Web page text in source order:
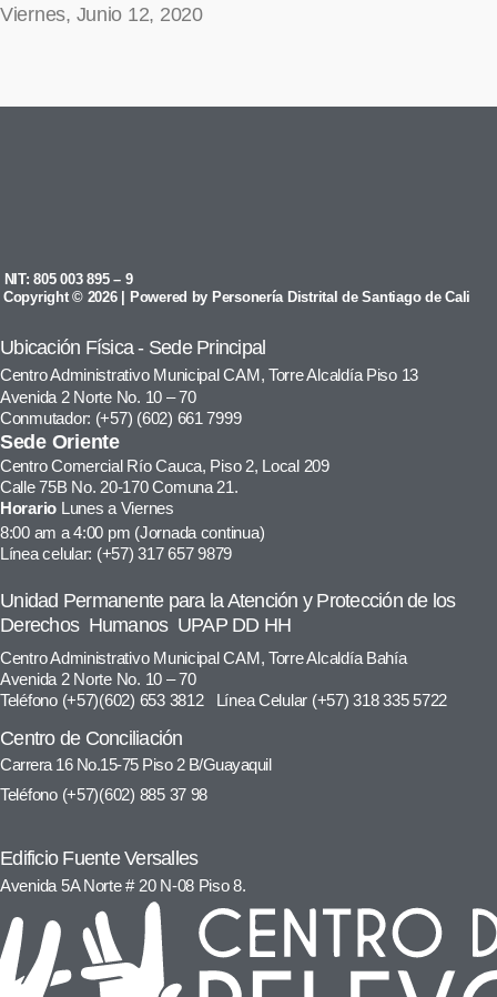
Viernes, Junio 12, 2020
NIT: 805 003 895 – 9
Copyright © 2026 | Powered by Personería Distrital de Santiago de Cali
Ubicación Física - Sede Principal
Centro Administrativo Municipal CAM, Torre Alcaldía Piso 13
Avenida 2 Norte No. 10 – 70
Conmutador: (+57) (602) 661 7999
Sede Oriente
Centro Comercial Río Cauca, Piso 2, Local 209
Calle 75B No. 20-170 Comuna 21.
Horario Lunes a Viernes
8:00 am a 4:00 pm (Jornada continua)
Línea celular: (+57) 317 657 9879
Unidad Permanente para la Atención y Protección de los
Derechos Humanos UPAP DD HH
Centro Administrativo Municipal CAM, Torre Alcaldía Bahía
Avenida 2 Norte No. 10 – 70
Teléfono (+57)(602) 653 3812 Línea Celular (+57) 318 335 5722
Centro de Conciliación
Carrera 16 No.15-75 Piso 2 B/Guayaquil
Teléfono (+57)(602) 885 37 98
Edificio Fuente Versalles
Avenida 5A Norte # 20 N-08 Piso 8.